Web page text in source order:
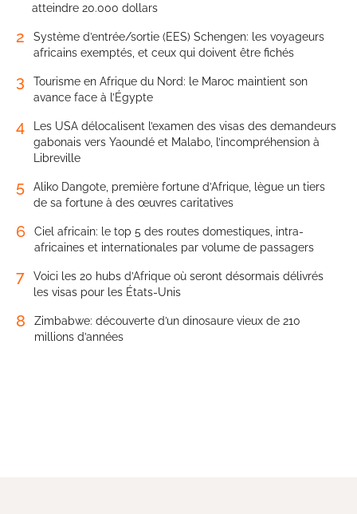
atteindre 20.000 dollars
2
Système d’entrée/sortie (EES) Schengen: les voyageurs
africains exemptés, et ceux qui doivent être fichés
3
Tourisme en Afrique du Nord: le Maroc maintient son
avance face à l’Égypte
4
Les USA délocalisent l’examen des visas des demandeurs
gabonais vers Yaoundé et Malabo, l’incompréhension à
Libreville
5
Aliko Dangote, première fortune d’Afrique, lègue un tiers
de sa fortune à des œuvres caritatives
6
Ciel africain: le top 5 des routes domestiques, intra-
africaines et internationales par volume de passagers
7
Voici les 20 hubs d’Afrique où seront désormais délivrés
les visas pour les États-Unis
8
Zimbabwe: découverte d’un dinosaure vieux de 210
millions d’années